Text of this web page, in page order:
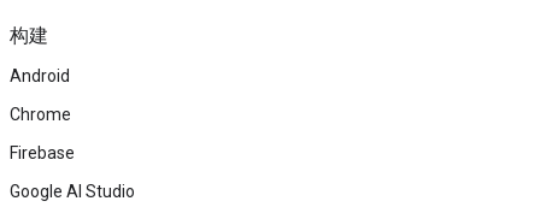
构建
Android
Chrome
Firebase
Google AI Studio